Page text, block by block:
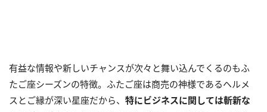
有益な情報や新しいチャンスが次々と舞い込んでくるのもふ
たご座シーズンの特徴。ふたご座は商売の神様であるヘルメ
スとご縁が深い星座だから、 特にビジネスに関しては斬新な